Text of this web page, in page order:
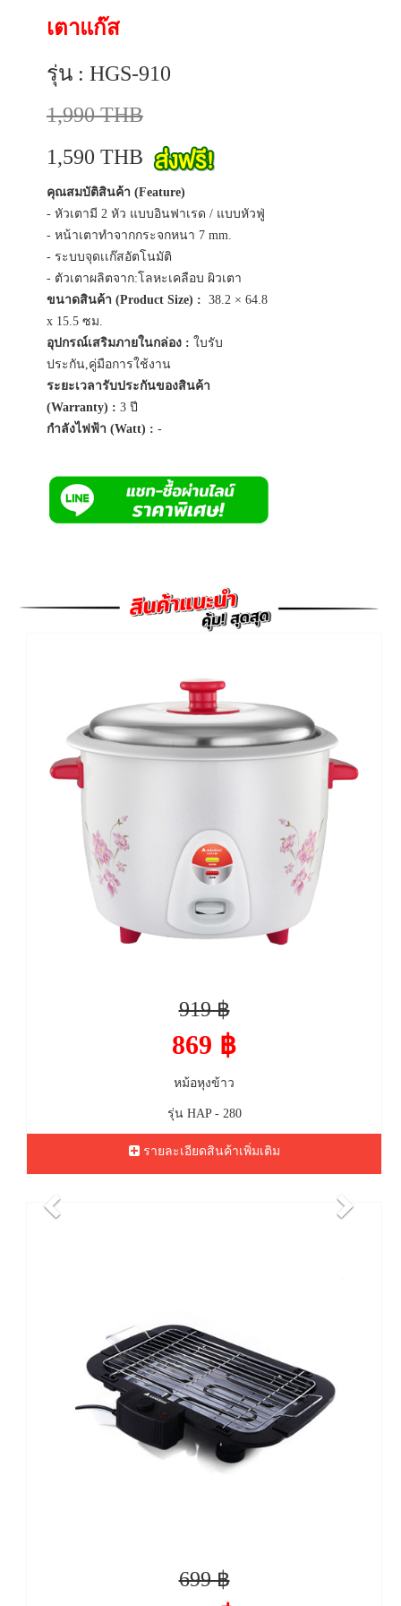
เตาแก๊ส
รุ่น : HGS-910
1,990 THB
1,590 THB
คุณสมบัติสินค้า (Feature)
- หัวเตามี 2 หัว แบบอินฟาเรด / แบบหัวฟู่
- หน้าเตาทำจากกระจกหนา 7 mm.
- ระบบจุดเเก๊สอัตโนมัติ
- ตัวเตาผลิตจาก:โลหะเคลือบ ผิวเตา
ขนาดสินค้า (Product Size) : 38.2 × 64.8
x 15.5 ซม.
อุปกรณ์เสริมภายในกล่อง : ใบรับ
ประกัน,คู่มือการใช้งาน
ระยะเวลารับประกันของสินค้า
(Warranty) : 3 ปี
กำลังไฟฟ้า (Watt) : -
919 ฿
869 ฿
หม้อหุงข้าว
รุ่น HAP - 280
รายละเอียดสินค้าเพิ่มเติม
699 ฿